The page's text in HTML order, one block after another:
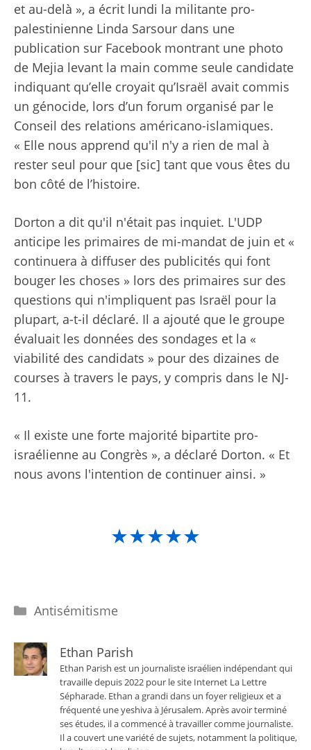
et au-delà », a écrit lundi la militante pro-
palestinienne Linda Sarsour dans une
publication sur Facebook montrant une photo
de Mejia levant la main comme seule candidate
indiquant qu’elle croyait qu’Israël avait commis
un génocide, lors d’un forum organisé par le
Conseil des relations américano-islamiques.
« Elle nous apprend qu'il n'y a rien de mal à
rester seul pour que [sic] tant que vous êtes du
bon côté de l’histoire.
Dorton a dit qu'il n'était pas inquiet. L'UDP
anticipe les primaires de mi-mandat de juin et «
continuera à diffuser des publicités qui font
bouger les choses » lors des primaires sur des
questions qui n'impliquent pas Israël pour la
plupart, a-t-il déclaré. Il a ajouté que le groupe
évaluait les données des sondages et la «
viabilité des candidats » pour des dizaines de
courses à travers le pays, y compris dans le NJ-
11.
« Il existe une forte majorité bipartite pro-
israélienne au Congrès », a déclaré Dorton. « Et
nous avons l'intention de continuer ainsi. »
★★★★★
Catégories
Antisémitisme
Ethan Parish
Ethan Parish est un journaliste israélien indépendant qui
travaille depuis 2022 pour le site Internet La Lettre
Sépharade. Ethan a grandi dans un foyer religieux et a
fréquenté une yeshiva à Jérusalem. Après avoir terminé
ses études, il a commencé à travailler comme journaliste.
Il a couvert une variété de sujets, notamment la politique,